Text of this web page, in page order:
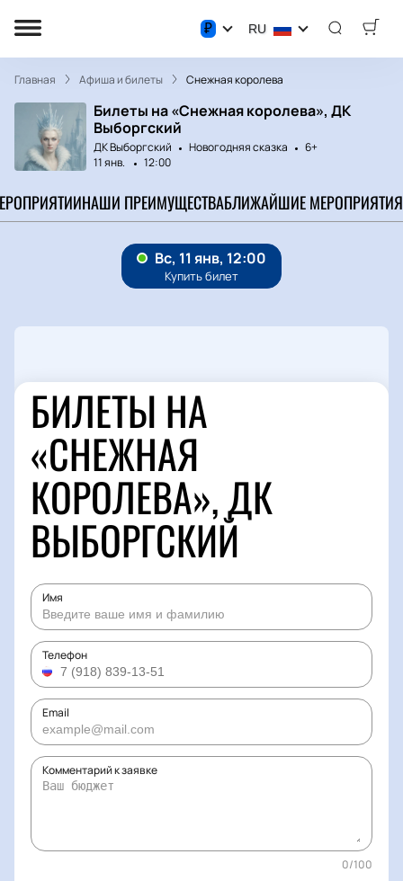
₽ RU
Главная Афиша и билеты Снежная королева
Билеты на «Снежная королева», ДК
Выборгский
ДК Выборгский Новогодняя сказка
6+
11 янв.
12:00
НАШИ ПРЕИМУЩЕСТВАБЛИЖАЙШИЕ МЕРОПРИЯТИЯ
БИЛЕТЫ НА
«СНЕЖНАЯ
КОРОЛЕВА», ДК
ВЫБОРГСКИЙ
Имя
Телефон
Email
Комментарий к заявке
0/100